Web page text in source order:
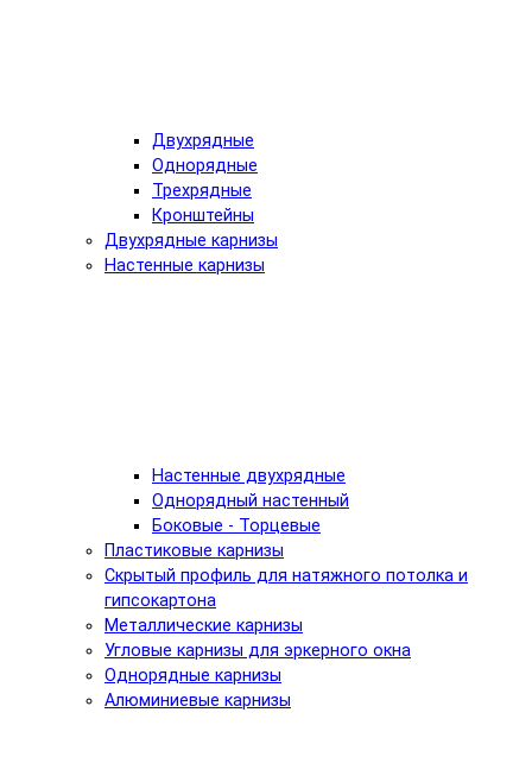
Двухрядные
Однорядные
Трехрядные
Кронштейны
Двухрядные карнизы
Настенные карнизы
Настенные двухрядные
Однорядный настенный
Боковые - Торцевые
Пластиковые карнизы
Скрытый профиль для натяжного потолка и
гипсокартона
Металлические карнизы
Угловые карнизы для эркерного окна
Однорядные карнизы
Алюминиевые карнизы